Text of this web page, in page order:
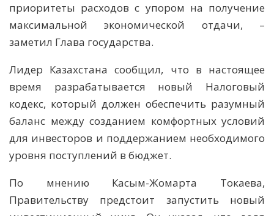
приоритеты расходов с упором на получение
максимальной экономической отдачи, –
заметил Глава государства.
Лидер Казахстана сообщил, что в настоящее
время разрабатывается новый Налоговый
кодекс, который должен обеспечить разумный
баланс между созданием комфортных условий
для инвесторов и поддержанием необходимого
уровня поступлений в бюджет.
По мнению Касым-Жомарта Токаева,
Правительству предстоит запустить новый